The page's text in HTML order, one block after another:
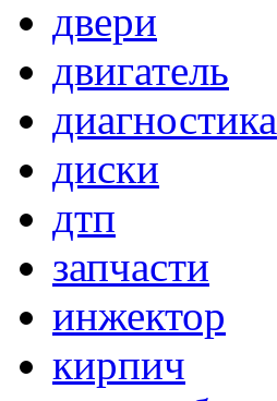
двери
двигатель
диагностика
диски
дтп
запчасти
инжектор
кирпич